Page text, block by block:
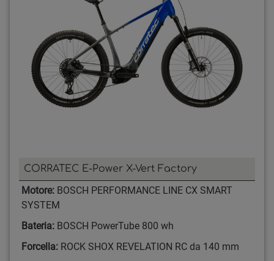
CORRATEC E-Power X-Vert Factory
Motore:BOSCH PERFORMANCE LINE CX SMART
SYSTEM
Bateria: BOSCH PowerTube 800 wh
Forcella: ROCK SHOX REVELATION RC da 140 mm